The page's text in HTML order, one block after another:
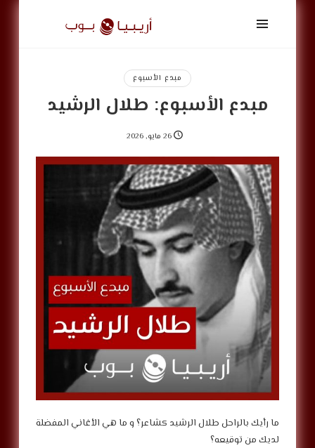
أريبيا
بوب
ArabiaPopمبدع الأسبوع
مبدع الأسبوع: طلال الرشيد
26 مايو, 2026
ما رأيك بالراحل طلال الرشيد كشاعر؟ و ما هي الأغاني المفضلة
لديك من توقيعه؟